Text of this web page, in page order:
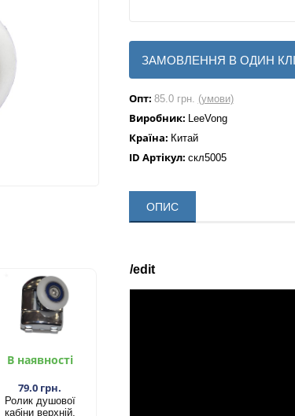
В наявності
79.0 грн.
​Ролик душової
кабіни верхній,
ЗАМОВЛЕННЯ В ОДИН
Опт: 85.0 грн. (умови)
Виробник: LeeVong
Країна: Китай
ID Артікул: скл5005
ОПИС
/edit